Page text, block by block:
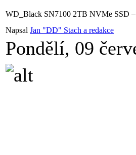
WD_Black SN7100 2TB NVMe SSD
Napsal Jan "DD" Stach a redakce
Pondělí, 09